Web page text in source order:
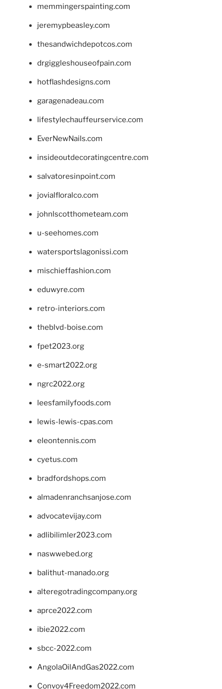
memmingerspainting.com
jeremypbeasley.com
thesandwichdepotcos.com
drgiggleshouseofpain.com
hotflashdesigns.com
garagenadeau.com
lifestylechauffeurservice.com
EverNewNails.com
insideoutdecoratingcentre.com
salvatoresinpoint.com
jovialfloralco.com
johnlscotthometeam.com
u-seehomes.com
watersportslagonissi.com
mischieffashion.com
eduwyre.com
retro-interiors.com
theblvd-boise.com
fpet2023.org
e-smart2022.org
ngrc2022.org
leesfamilyfoods.com
lewis-lewis-cpas.com
eleontennis.com
cyetus.com
bradfordshops.com
almadenranchsanjose.com
advocatevijay.com
adlibilimler2023.com
naswwebed.org
balithut-manado.org
alteregotradingcompany.org
aprce2022.com
ibie2022.com
sbcc-2022.com
AngolaOilAndGas2022.com
Convoy4Freedom2022.com